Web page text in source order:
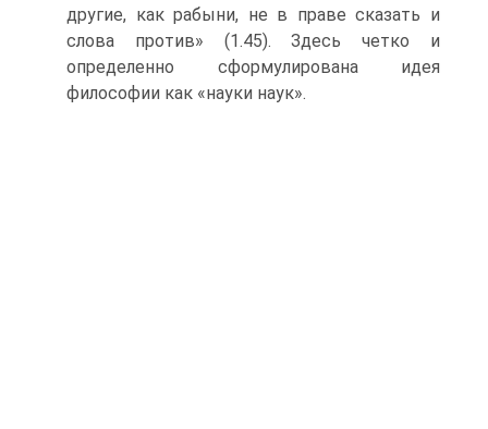
другие, как рабыни, не в праве сказать и
слова против» (1.45). Здесь четко и
определенно сформулирована идея
философии как «науки наук».